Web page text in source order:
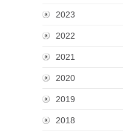
2023
2022
2021
2020
2019
2018